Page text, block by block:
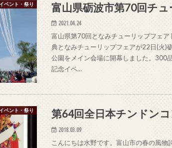
ベント・祭り 富山県砺波市第70回チ
2021.04.24
富山県第70回となみチューリップフェア
典となみチューリップフェアが22日(火)
公園をメイン会場に開幕しました。300
記念イベ…
イベント・祭り 第64回全日本チンドン
2018.03.09
こんにちは水野です。富山市の春の風